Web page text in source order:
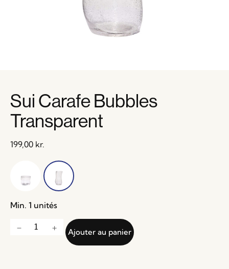
Sui Carafe Bubbles
Transparent
199,00 kr.
Min. 1 unités
Ajouter au panier